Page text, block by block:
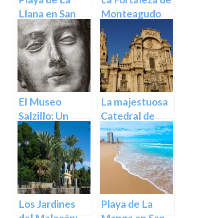
Llana en San
Pedro del
Pinatar
Monteagudo
El Museo
Salzillo: Un
Tesoro de la
Escultura
Barroca en
España en
Murcia
La majestuosa
Catedral de
Murcia: un
tesoro
arquitectónico
y cultural
Los Jardines
Playa de La